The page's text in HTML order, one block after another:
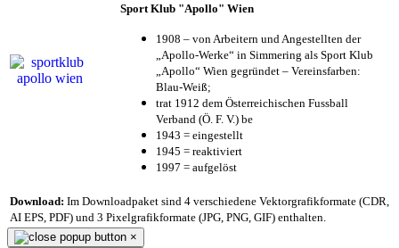
Sport Klub "Apollo" Wien
1908 – von Arbeitern und Angestellten der
„Apollo-Werke“ in Simmering als Sport Klub
„Apollo“ Wien gegründet – Vereinsfarben:
Blau-Weiß;
trat 1912 dem Österreichischen Fussball
Verband (Ö. F. V.) be
1943 = eingestellt
1945 = reaktiviert
1997 = aufgelöst
Download: Im Downloadpaket sind 4 verschiedene Vektorgrafikformate (CDR,
AI EPS, PDF) und 3 Pixelgrafikformate (JPG, PNG, GIF) enthalten.
×